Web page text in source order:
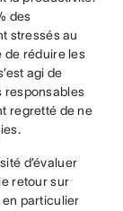
des
stressés au
de réduire les
agi de
responsables
regretté de ne
d’évaluer
retour sur
particulier